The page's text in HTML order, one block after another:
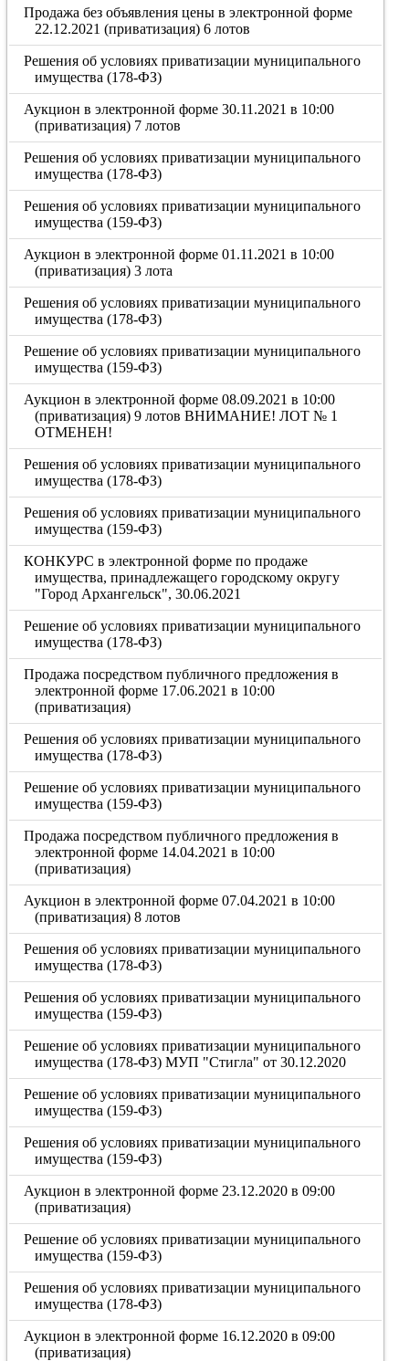
Продажа без объявления цены в электронной форме
22.12.2021 (приватизация) 6 лотов
Решения об условиях приватизации муниципального
имущества (178-ФЗ)
Аукцион в электронной форме 30.11.2021 в 10:00
(приватизация) 7 лотов
Решения об условиях приватизации муниципального
имущества (178-ФЗ)
Решения об условиях приватизации муниципального
имущества (159-ФЗ)
Аукцион в электронной форме 01.11.2021 в 10:00
(приватизация) 3 лота
Решения об условиях приватизации муниципального
имущества (178-ФЗ)
Решение об условиях приватизации муниципального
имущества (159-ФЗ)
Аукцион в электронной форме 08.09.2021 в 10:00
(приватизация) 9 лотов ВНИМАНИЕ! ЛОТ № 1
ОТМЕНЕН!
Решения об условиях приватизации муниципального
имущества (178-ФЗ)
Решения об условиях приватизации муниципального
имущества (159-ФЗ)
КОНКУРС в электронной форме по продаже
имущества, принадлежащего городскому округу
"Город Архангельск", 30.06.2021
Решение об условиях приватизации муниципального
имущества (178-ФЗ)
Продажа посредством публичного предложения в
электронной форме 17.06.2021 в 10:00
(приватизация)
Решения об условиях приватизации муниципального
имущества (178-ФЗ)
Решение об условиях приватизации муниципального
имущества (159-ФЗ)
Продажа посредством публичного предложения в
электронной форме 14.04.2021 в 10:00
(приватизация)
Аукцион в электронной форме 07.04.2021 в 10:00
(приватизация) 8 лотов
Решения об условиях приватизации муниципального
имущества (178-ФЗ)
Решения об условиях приватизации муниципального
имущества (159-ФЗ)
Решение об условиях приватизации муниципального
имущества (178-ФЗ) МУП "Стигла" от 30.12.2020
Решение об условиях приватизации муниципального
имущества (159-ФЗ)
Решения об условиях приватизации муниципального
имущества (159-ФЗ)
Аукцион в электронной форме 23.12.2020 в 09:00
(приватизация)
Решение об условиях приватизации муниципального
имущества (159-ФЗ)
Решения об условиях приватизации муниципального
имущества (178-ФЗ)
Аукцион в электронной форме 16.12.2020 в 09:00
(приватизация)